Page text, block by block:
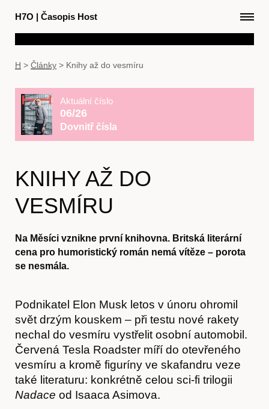
H7O | Časopis Host
H > Články > Knihy až do vesmíru
Aktuální číslo
06/26
Dovnitř čísla
KNIHY AŽ DO
VESMÍRU
Na Měsíci vznikne první knihovna. Britská literární
cena pro humoristický román nemá vítěze – porota
se nesmála.
Podnikatel Elon Musk letos v únoru ohromil
svět drzým kouskem – při testu nové rakety
nechal do vesmíru vystřelit osobní automobil.
Červená Tesla Roadster míří do otevřeného
vesmíru a kromě figuríny ve skafandru veze
také literaturu: konkrétně celou sci-fi trilogii
Nadace od Isaaca Asimova.